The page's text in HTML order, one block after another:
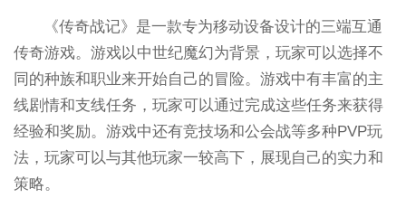
《传奇战记》是一款专为移动设备设计的三端互通
传奇游戏。游戏以中世纪魔幻为背景，玩家可以选择不
同的种族和职业来开始自己的冒险。游戏中有丰富的主
线剧情和支线任务，玩家可以通过完成这些任务来获得
经验和奖励。游戏中还有竞技场和公会战等多种PVP玩
法，玩家可以与其他玩家一较高下，展现自己的实力和
策略。